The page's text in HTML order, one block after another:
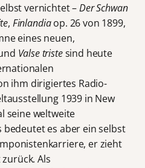
vernichtet –Der Schwan
, Finlandiaop. 26 von 1899,
eines neuen,
Valse tristesind heute
ihm dirigiertes Radio-
1939 in New
seine weltweite
bedeutet es aber ein selbst
er zieht
Als